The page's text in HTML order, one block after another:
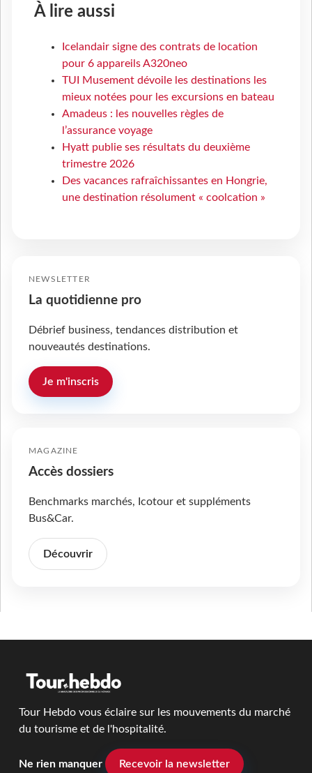
À lire aussi
Icelandair signe des contrats de location
pour 6 appareils A320neo
TUI Musement dévoile les destinations les
mieux notées pour les excursions en bateau
Amadeus : les nouvelles règles de
l’assurance voyage
Hyatt publie ses résultats du deuxième
trimestre 2026
Des vacances rafraîchissantes en Hongrie,
une destination résolument « coolcation »
NEWSLETTER
La quotidienne pro
Débrief business, tendances distribution et
nouveautés destinations.
Je m'inscris
MAGAZINE
Accès dossiers
Benchmarks marchés, Icotour et suppléments
Bus&Car.
Découvrir
Tour Hebdo vous éclaire sur les mouvements du marché
du tourisme et de l'hospitalité.
Ne rien manquer Recevoir la newsletter